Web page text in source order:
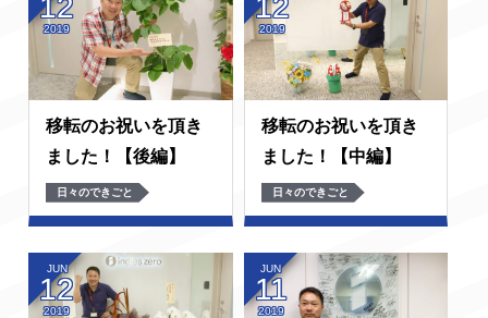
12
2019
移転のお祝いを頂き
ました！【後編】
日々のできごと
12
2019
移転のお祝いを頂き
ました！【中編】
日々のできごと
JUN
12
2019
JUN
11
2019